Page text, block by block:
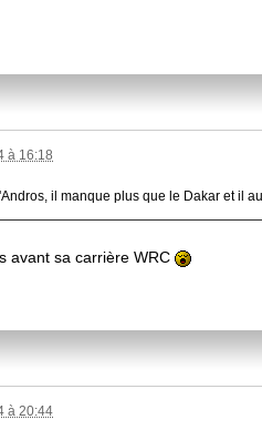
à 16:18
il manque plus que le Dakar et il
avant sa carrière WRC
à 20:44